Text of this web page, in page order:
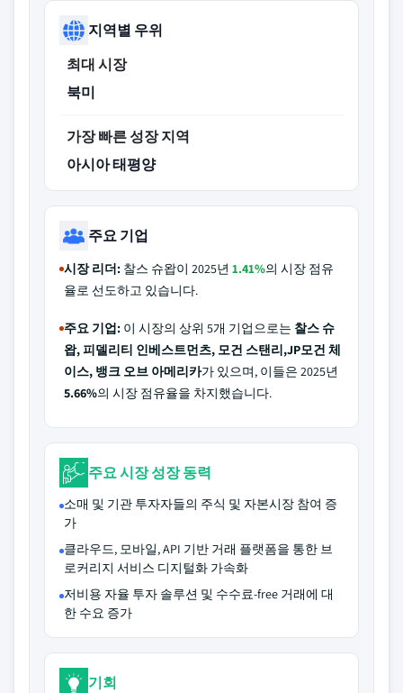
지역별 우위
최대 시장
북미
가장 빠른 성장 지역
아시아 태평양
주요 기업
시장 리더: 찰스 슈왑이 2025년 1.41%의 시장 점유
율로 선도하고 있습니다.
주요 기업: 이 시장의 상위 5개 기업으로는 찰스 슈
왑, 피델리티 인베스트먼츠, 모건 스탠리,JP모건 체
이스, 뱅크 오브 아메리카가 있으며, 이들은 2025년
5.66%의 시장 점유율을 차지했습니다.
주요 시장 성장 동력
소매 및 기관 투자자들의 주식 및 자본시장 참여 증
가
클라우드, 모바일, API 기반 거래 플랫폼을 통한 브
로커리지 서비스 디지털화 가속화
저비용 자율 투자 솔루션 및 수수료-free 거래에 대
한 수요 증가
기회